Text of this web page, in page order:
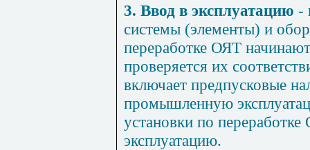
3. Ввод в эксплуатацию -
системы (элементы) и
переработке ОЯТ
проверяется их
включает предпусковые
промышленную
установки по
эксплуатацию.